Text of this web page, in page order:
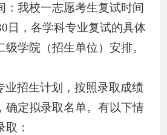
：我校一志愿考生复试时间
日，各学科专业复试的具体
学院（招生单位）安排。
业招生计划，按照录取成绩
确定拟录取名单。有以下情
：